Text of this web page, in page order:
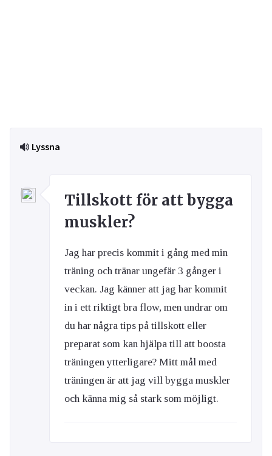
Lyssna
Tillskott för att bygga
muskler?
Jag har precis kommit i gång med min
träning och tränar ungefär 3 gånger i
veckan. Jag känner att jag har kommit
in i ett riktigt bra flow, men undrar om
du har några tips på tillskott eller
preparat som kan hjälpa till att boosta
träningen ytterligare? Mitt mål med
träningen är att jag vill bygga muskler
och känna mig så stark som möjligt.